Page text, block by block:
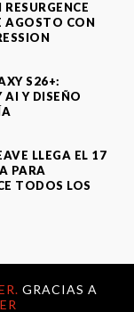
AGOSTO CON
S26+:
AI Y DISEÑO
LLEGA EL 17
PARA
TODOS LOS
GRACIAS A